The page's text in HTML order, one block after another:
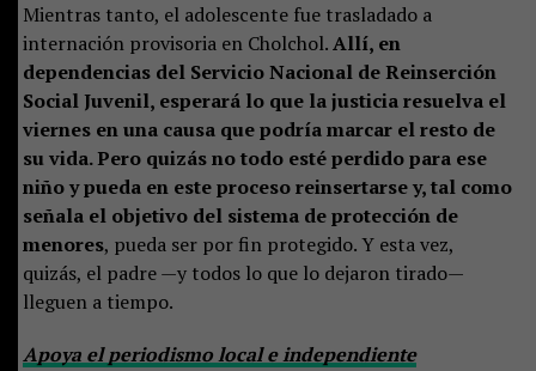
Mientras tanto, el adolescente fue trasladado a
internación provisoria en Cholchol.Allí, en
dependencias del Servicio Nacional de Reinserción
Social Juvenil, esperará lo que la justicia resuelva el
viernes en una causa que podría marcar el resto de
su vida. Pero quizás no todo esté perdido para ese
niño y pueda en este proceso reinsertarse y, tal como
señala el objetivo del sistema de protección de
menores, pueda ser por fin protegido. Y esta vez,
quizás, el padre —y todos lo que lo dejaron tirado—
lleguen a tiempo.
Apoya el periodismo local e independiente